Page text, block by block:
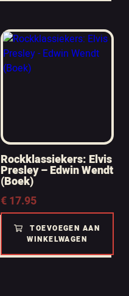
Rockklassiekers: Elvis
Presley – Edwin Wendt
(Boek)
€17.95
TOEVOEGEN AAN
WINKELWAGEN